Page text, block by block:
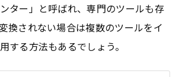
ター」と呼ばれ、専門のツールも存
換されない場合は複数のツールをイ
する方法もあるでしょう。